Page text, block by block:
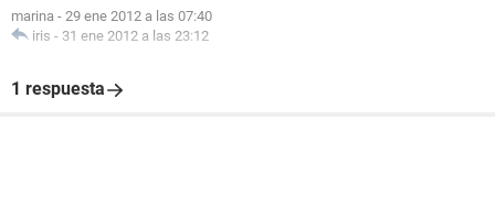
marina - 29 ene 2012 a las 07:40
iris - 31 ene 2012 a las 23:12
1 respuesta